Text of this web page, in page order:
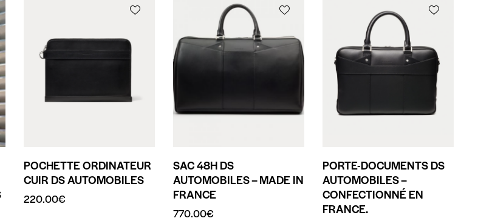
POCHETTE ORDINATEUR
CUIR DS AUTOMOBILES
220.00€
SAC 48H DS
AUTOMOBILES – MADE IN
FRANCE
770.00€
PORTE-DOCUMENTS DS
AUTOMOBILES –
CONFECTIONNÉ EN
FRANCE.